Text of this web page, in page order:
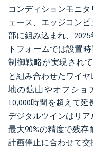
コンディションモニ
ェース、エッジコン
部に組み込まれ、
トフォームでは設置
制御戦略が実現されて
と組み合わせたワイ
地の鉱山やオフショ
10,000時間を超えて
デジタルツインはリア
最大90%の精度で残
計画停止に合わせて交